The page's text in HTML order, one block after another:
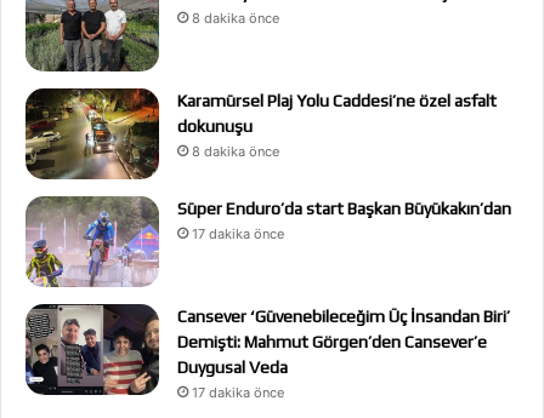
8 dakika önce
Karamürsel Plaj Yolu Caddesi’ne özel asfalt
dokunuşu
8 dakika önce
Süper Enduro’da start Başkan Büyükakın’dan
17 dakika önce
Cansever ‘Güvenebileceğim Üç İnsandan Biri’
Demişti: Mahmut Görgen’den Cansever’e
Duygusal Veda
17 dakika önce